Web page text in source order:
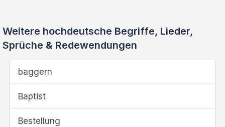
Weitere hochdeutsche Begriffe, Lieder,
Sprüche & Redewendungen
baggern
Baptist
Bestellung